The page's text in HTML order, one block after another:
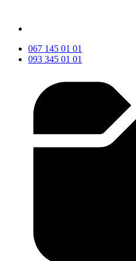
067 145 01 01
093 345 01 01